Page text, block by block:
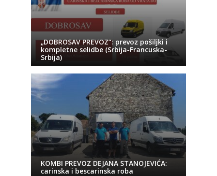
„DOBROSAV PREVOZ“: prevoz pošiljki i
kompletne selidbe (Srbija-Francuska-
Srbija)
KOMBI PREVOZ DEJANA STANOJEVIĆA:
carinska i bescarinska roba